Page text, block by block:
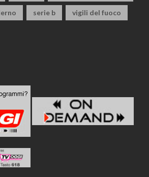
serie b vigili del fuoco